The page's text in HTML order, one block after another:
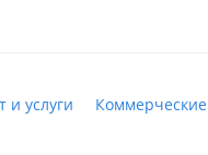
и услуги Коммерческие